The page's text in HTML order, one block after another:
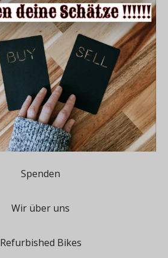
Spenden
Wir über uns
Refurbished Bikes